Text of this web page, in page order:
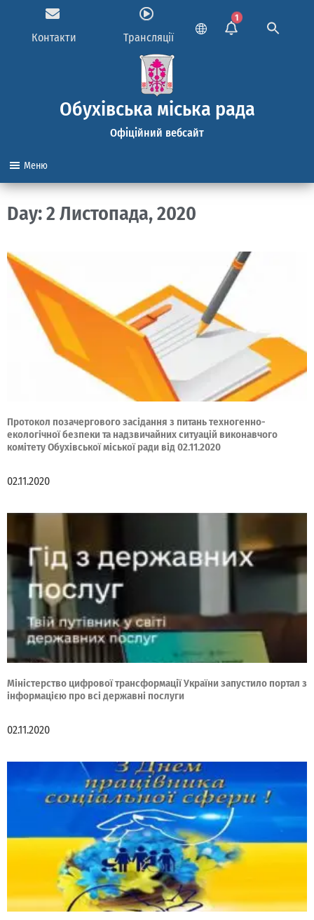
Контакти Трансляції
1
Обухівська міська рада
Офіційний вебсайт
Меню
Day: 2 Листопада, 2020
Протокол позачергового засідання з питань техногенно-
екологічної безпеки та надзвичайних ситуацій виконавчого
комітету Обухівської міської ради від 02.11.2020
02.11.2020
Міністерство цифрової трансформації України запустило портал з
інформацією про всі державні послуги
02.11.2020